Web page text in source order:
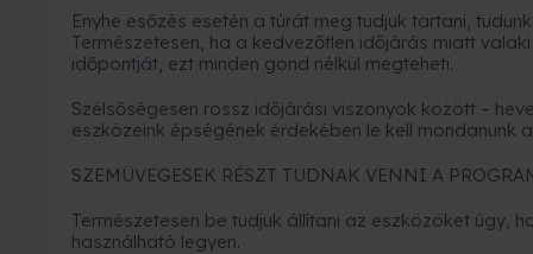
Enyhe esőzés esetén a túrát meg tudjuk tartani,
Természetesen, ha a kedvezőtlen időjárás miatt
időpontját, ezt minden gond nélkül megteheti.
Szélsőségesen rossz időjárási viszonyok között –
eszközeink épségének érdekében le kell mondanunk
SZEMÜVEGESEK RÉSZT TUDNAK VENNI A
Természetesen be tudjuk állítani az eszközöket úgy,
használható legyen.